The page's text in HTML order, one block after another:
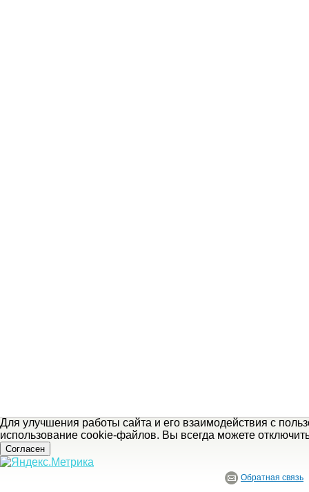
Для улучшения работы сайта и его взаимодействия с
использование cookie-файлов. Вы всегда можете
Согласен
Обратная связь